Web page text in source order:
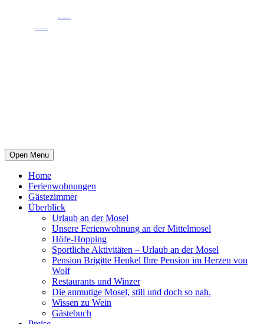
(Hier klicken)
(Hier klicken)
Open Menu
Home
Ferienwohnungen
Gästezimmer
Überblick
Urlaub an der Mosel
Unsere Ferienwohnung an der Mittelmosel
Höfe-Hopping
Sportliche Aktivitäten – Urlaub an der Mosel
Pension Brigitte Henkel Ihre Pension im Herzen von
Wolf
Restaurants und Winzer
Die anmutige Mosel, still und doch so nah.
Wissen zu Wein
Gästebuch